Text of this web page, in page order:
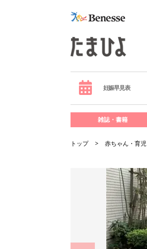
妊娠早見表
雑誌・書籍
トップ 赤ちゃん・育児